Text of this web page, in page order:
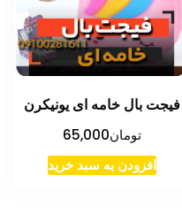
فیجت بال خامه ای یونیکرن
تومان65,000
افزودن به سبد خرید